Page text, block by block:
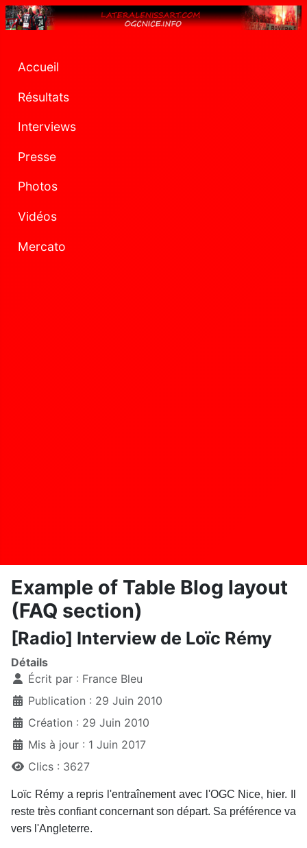
Accueil
Résultats
Interviews
Presse
Photos
Vidéos
Mercato
Example of Table Blog layout
(FAQ section)
[Radio] Interview de Loïc Rémy
Détails
Écrit par : France Bleu
Publication : 29 Juin 2010
Création : 29 Juin 2010
Mis à jour : 1 Juin 2017
Clics : 3627
Loïc Rémy a repris l'entraînement avec l'OGC Nice, hier. Il
reste très confiant concernant son départ. Sa préférence va
vers l'Angleterre.